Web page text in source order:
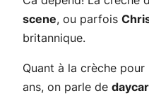
scene, ou parfois
britannique.
Quant à la crèche
ans, on parle de